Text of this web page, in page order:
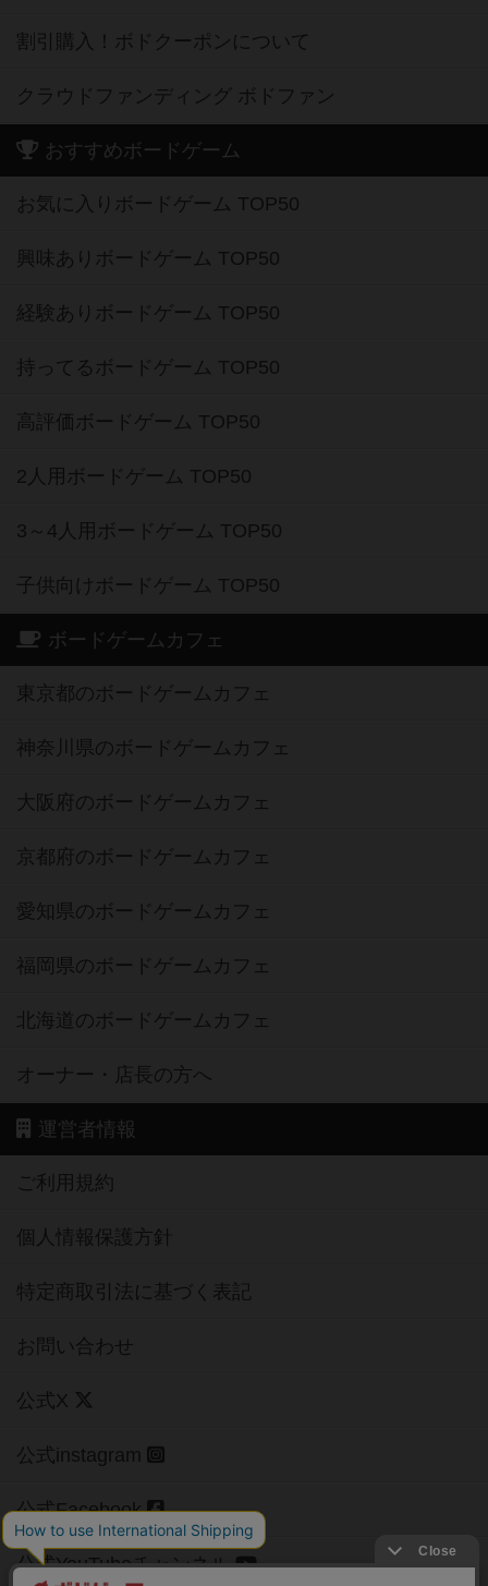
割引購入！ボドクーポンについて
クラウドファンディング ボドファン
おすすめボードゲーム
お気に入りボードゲーム TOP50
興味ありボードゲーム TOP50
経験ありボードゲーム TOP50
持ってるボードゲーム TOP50
高評価ボードゲーム TOP50
2人用ボードゲーム TOP50
3～4人用ボードゲーム TOP50
子供向けボードゲーム TOP50
ボードゲームカフェ
東京都のボードゲームカフェ
神奈川県のボードゲームカフェ
大阪府のボードゲームカフェ
京都府のボードゲームカフェ
愛知県のボードゲームカフェ
福岡県のボードゲームカフェ
北海道のボードゲームカフェ
オーナー・店長の方へ
運営者情報
ご利用規約
個人情報保護方針
特定商取引法に基づく表記
お問い合わせ
公式X
公式instagram
公式Facebook
公式YouTubeチャンネル